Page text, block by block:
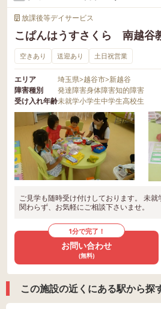
放課後等デイサービス
こぱんはうすさくら 南越谷
空きあり 送迎あり 土日祝営業
エリア 埼玉県>越谷市>新越谷
障害種別
発達障害身体障害知的障害
受け入れ年齢未就学小学生中学生高校生
ご見学も随時受け付けしております。 未
関わらず、お気軽にご相談下さいませ。
1分で完了！
お問い合わせ
(無料)
この施設の近くにある駅から探